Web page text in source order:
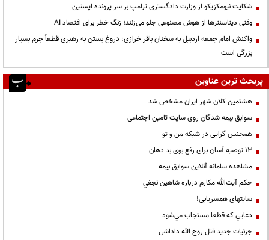
شکایت نیومکزیکو از وزارت دادگستری ترامپ بر سر پرونده اپستین
وقتی دیتاسنترها از هوش مصنوعی جلو می‌زنند؛ زنگ خطر برای اقتصاد AI
واکنش امام جمعه اردبیل به سخنان باقر خرازی: دروغ بستن به رهبری قطعاً جرم بسیار
بزرگی است
پربحث ترین عناوین
هشتمین کلان شهر ایران مشخص شد
سوابق بیمه شدگان روی سایت تامین اجتماعی
همجنس گرایی در شبکه من و تو
13 توصیه آسان برای رفع بوی بد دهان
مشاهده سامانه آنلاين سوابق بیمه
حكم آيت‌الله مكارم درباره شاهين نجفي
سایتهای همسریابی!
دعايي كه قطعا مستجاب مي‌شود
جزئیات جدید قتل روح الله داداشی